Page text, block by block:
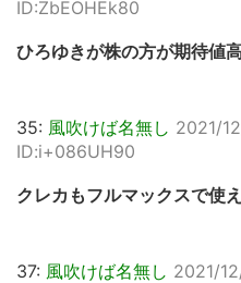
ID:ZbEOHEk80
ひろゆきが株の方が期待値
35: 風吹けば名無し 2021/
ID:i+086UH90
クレカもフルマックスで使え
37: 風吹けば名無し 2021/